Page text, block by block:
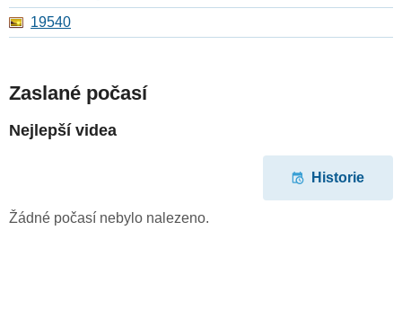
19540
Zaslané počasí
Nejlepší videa
Historie
Žádné počasí nebylo nalezeno.